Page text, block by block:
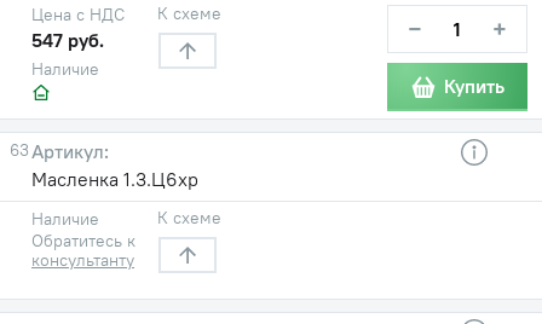
Наличие
Цена с НДС
547 руб.
К схеме − +
Купить
63
Масленка 1.3.Ц6хр
Наличие
Обратитесь к
консультанту
К схеме